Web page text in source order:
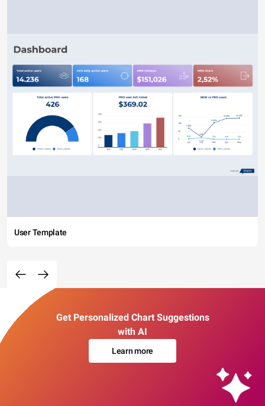
User Template
Get Personalized Chart Suggestions
with AI
Learn more